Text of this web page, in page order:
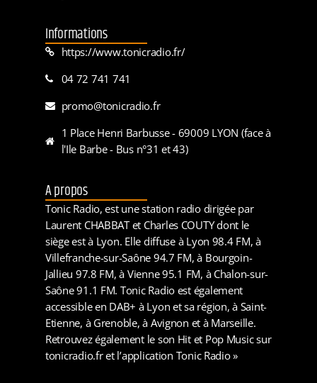
Informations
https://www.tonicradio.fr/
04 72 741 741
promo@tonicradio.fr
1 Place Henri Barbusse - 69009 LYON (face à
l'Ile Barbe - Bus n°31 et 43)
A propos
Tonic Radio, est une station radio dirigée par
Laurent CHABBAT et Charles COUTY dont le
siège est à Lyon. Elle diffuse à Lyon 98.4 FM, à
Villefranche-sur-Saône 94.7 FM, à Bourgoin-
Jallieu 97.8 FM, à Vienne 95.1 FM, à Chalon-sur-
Saône 91.1 FM. Tonic Radio est également
accessible en DAB+ à Lyon et sa région, à Saint-
Etienne, à Grenoble, à Avignon et à Marseille.
Retrouvez également le son Hit et Pop Music sur
tonicradio.fr et l’application Tonic Radio »